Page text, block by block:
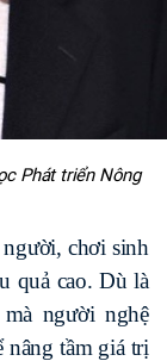
Phát triển Nông
chơi sinh
quả cao. Dù là
người nghệ
tầm giá trị